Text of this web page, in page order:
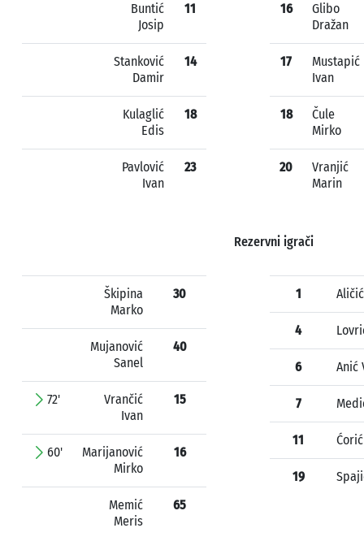
Buntić
Josip
11
Stanković
Damir
14
Kulaglić
Edis
18
Pavlović
Ivan
23
16
Glibo
Dražan
17
Mustapić
Ivan
18
Čule
Mirko
20
Vranjić
Marin
Rezervni igrači
Škipina
Marko
30
Mujanović
Sanel
40
72'
Vrančić
Ivan
15
60'
Marijanović
Mirko
16
Memić
Meris
65
1
4
6 Anić
7
11
19